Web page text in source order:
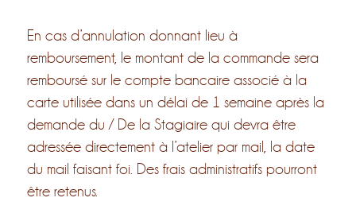
En cas d’annulation donnant lieu à
remboursement, le montant de la commande sera
remboursé sur le compte bancaire associé à la
carte utilisée dans un délai de 1 semaine après la
demande du / De la Stagiaire qui devra être
adressée directement à l’atelier par mail, la date
du mail faisant foi. Des frais administratifs pourront
être retenus.